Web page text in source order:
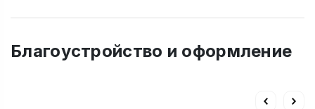
Благоустройство и оформление